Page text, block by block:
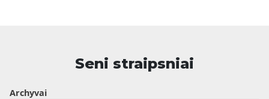
Seni straipsniai
Archyvai